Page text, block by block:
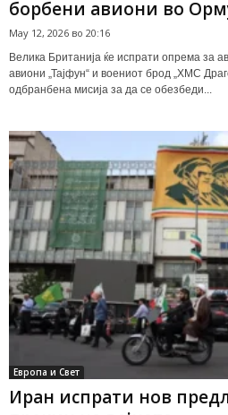
борбени авиони во
May 12, 2026 во 20:16
Велика Британија ќе испрати опрема за
авиони „Тајфун“ и воениот брод „ХМС
одбранбена мисија за да се обезбеди...
Европа и Свет
Иран испрати нов